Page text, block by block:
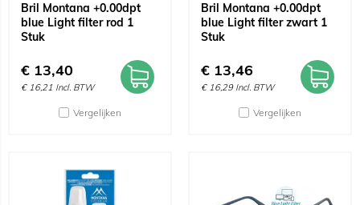
Bril Montana +0.00dpt
blue Light filter rod 1
Stuk
€ 13,40
€ 16,21 Incl. BTW
Vergelijken
Bril Montana +0.00dpt
blue Light filter zwart 1
Stuk
€ 13,46
€ 16,29 Incl. BTW
Vergelijken